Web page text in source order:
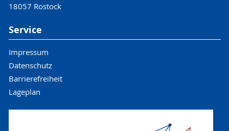
18057 Rostock
Service
Impressum
Datenschutz
Barrierefreiheit
Lageplan